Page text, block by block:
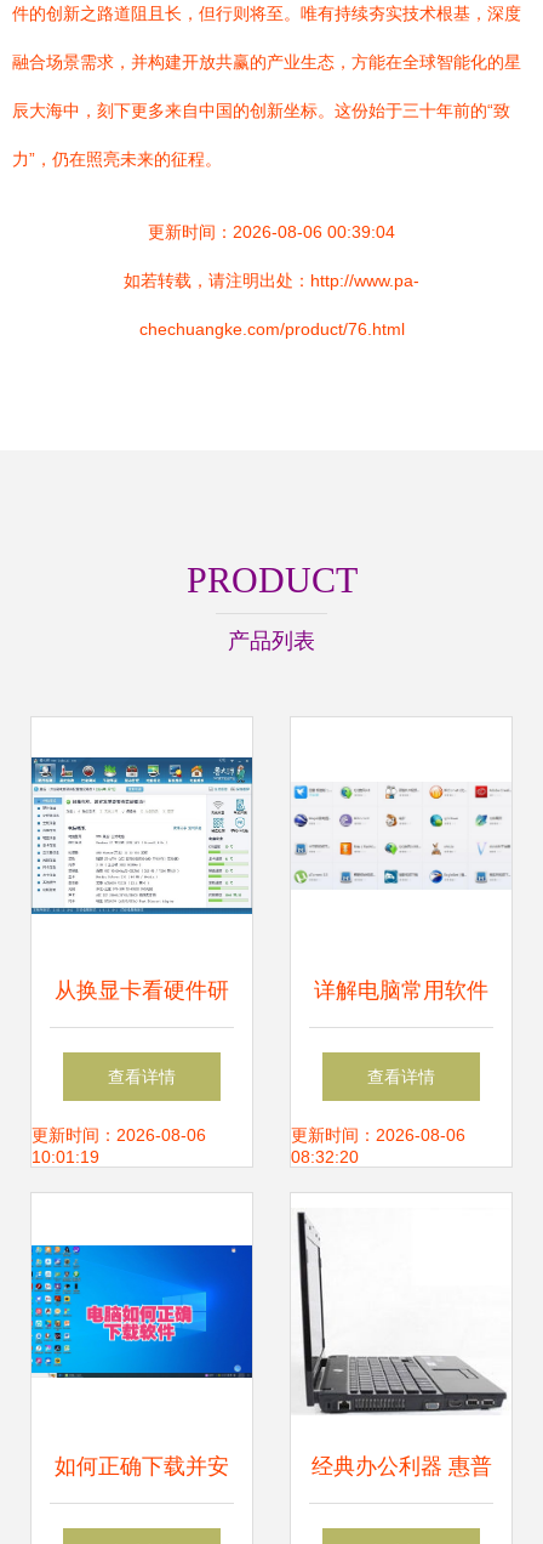
件的创新之路道阻且长，但行则将至。唯有持续夯实技术根基，深度
融合场景需求，并构建开放共赢的产业生态，方能在全球智能化的星
辰大海中，刻下更多来自中国的创新坐标。这份始于三十年前的“致
力”，仍在照亮未来的征程。
更新时间：2026-08-06 00:39:04
如若转载，请注明出处：http://www.pa-
chechuangke.com/product/76.html
PRODUCT
产品列表
从换显卡看硬件研
发 技术挑战与创新
思考
查看详情
更新时间：2026-08-06
10:01:19
详解电脑常用软件
有哪些
查看详情
更新时间：2026-08-06
08:32:20
如何正确下载并安
装电脑软件，降低
经典办公利器 惠普
HP